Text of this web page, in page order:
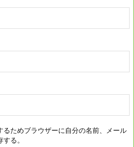
るためブラウザーに自分の名前、メール
る。